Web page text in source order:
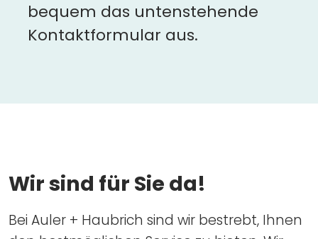
bequem das untenstehende
Kontaktformular aus.
Wir sind für Sie da!
Bei Auler + Haubrich sind wir bestrebt, Ihnen